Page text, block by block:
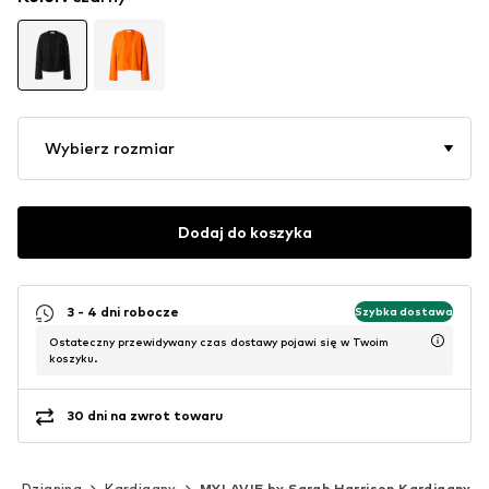
Wybierz rozmiar
Dodaj do koszyka
3 - 4 dni robocze Szybka dostawa
Ostateczny przewidywany czas dostawy pojawi się w Twoim
koszyku.
30 dni na zwrot towaru